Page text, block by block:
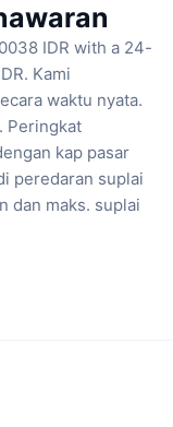
IDR with a 24-
Kami
waktu nyata.
Peringkat
kap pasar
peredaran suplai
dan maks. suplai